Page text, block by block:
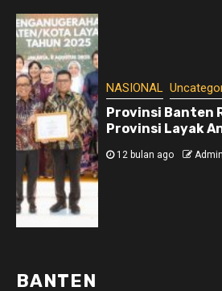
NASIONAL
Provinsi Banten
Provinsi Layak
12 bulan ago Admin
BANTEN